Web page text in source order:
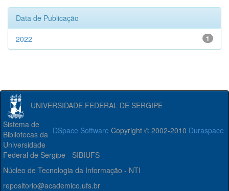
Data de Publicação
1
2022
UNIVERSIDADE FEDERAL DE SERGIPE
DSpace Software Copyright © 2002-2010 Duraspace
Sistema de
Bibliotecas da
Universidade
Federal de Sergipe - SIBIUFS
Núcleo de Tecnologia da Informação - NTI
repositorio@academico.ufs.br